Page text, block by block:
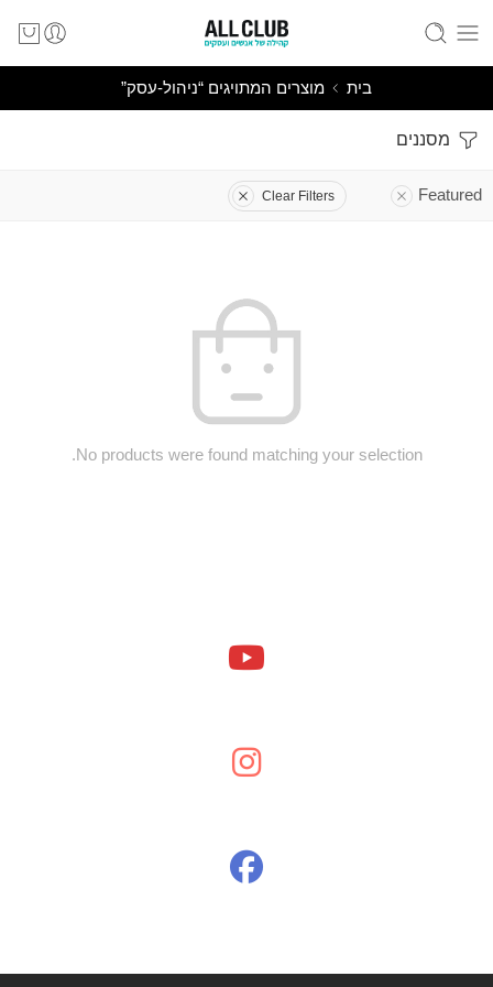
בית מוצרים המתויגים “ניהול-עסק”
מסננים
Featured
Clear Filters
No products were found matching your selection.